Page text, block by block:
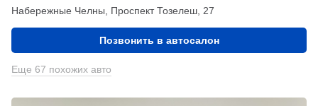
Набережные Челны, Проспект Тозелеш, 27
Позвонить в автосалон
Еще 67 похожих авто